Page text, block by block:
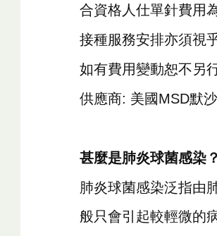
合資格人仕單針費用
接種服務安排亦須視
如有費用變動恕不另
供應商: 美國MSD默
甚麼是肺炎球菌感染？
肺炎球菌感染泛指由
般只會引起較輕微的